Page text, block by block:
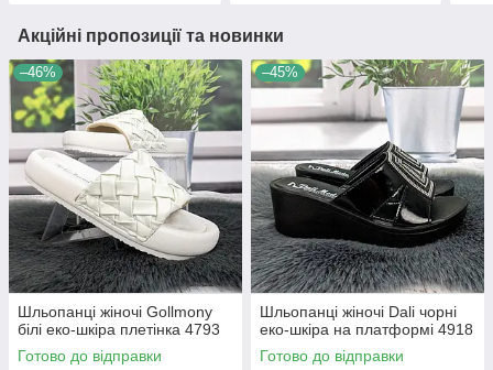
Акційні пропозиції та новинки
–46%
Шльопанці жіночі Gollmony
білі еко-шкіра плетінка 4793
Готово до відправки
–45%
Шльопанці жіночі Dali чорні
еко-шкіра на платформі 4918
Готово до відправки